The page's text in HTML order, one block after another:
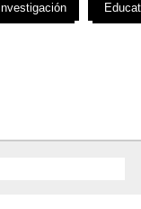
Investigación